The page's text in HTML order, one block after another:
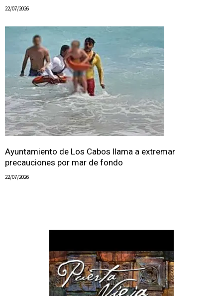
22/07/2026
Ayuntamiento de Los Cabos llama a extremar
precauciones por mar de fondo
22/07/2026